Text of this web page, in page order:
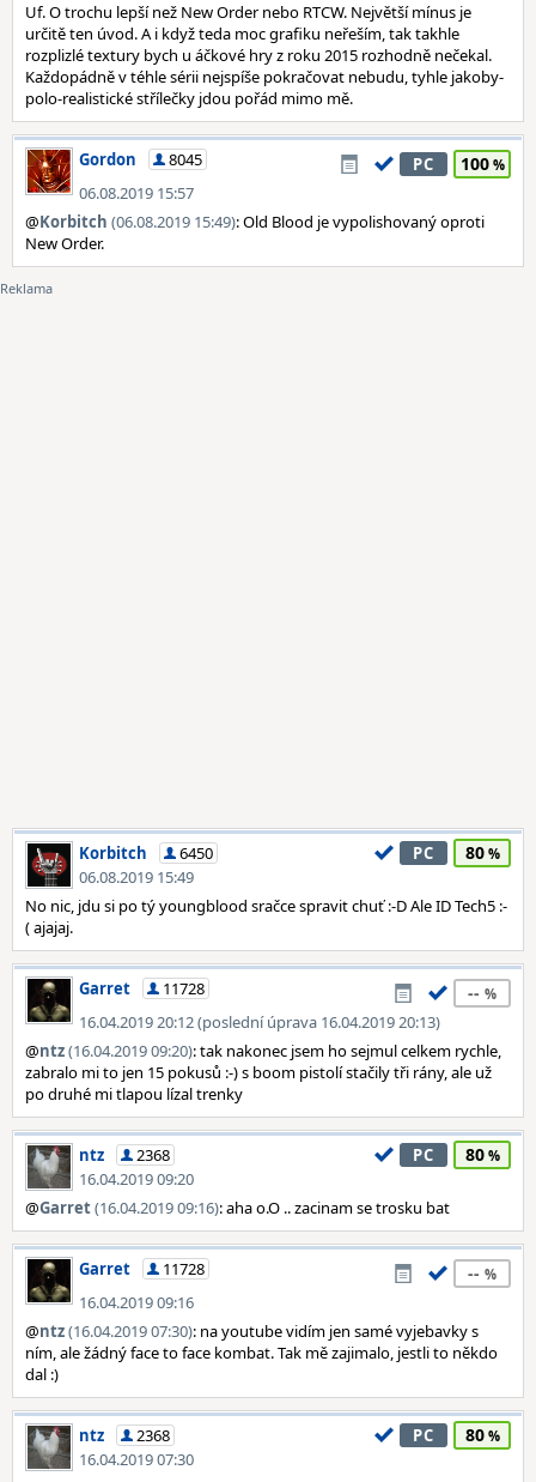
Uf. O trochu lepší než New Order nebo RTCW. Největší mínus je
určitě ten úvod. A i když teda moc grafiku neřeším, tak takhle
rozplizlé textury bych u áčkové hry z roku 2015 rozhodně nečekal.
Každopádně v téhle sérii nejspíše pokračovat nebudu, tyhle jakoby-
polo-realistické střílečky jdou pořád mimo mě.
Gordon
8045
06.08.2019 15:57
PC 100
@Korbitch (06.08.2019 15:49): Old Blood je vypolishovaný oproti
New Order.
Korbitch
6450
06.08.2019 15:49
PC 80
No nic, jdu si po tý youngblood sračce spravit chuť :-D Ale ID Tech5 :-
( ajajaj.
Garret
11728
16.04.2019 20:12 (poslední úprava 16.04.2019 20:13)
--
@ntz(16.04.2019 09:20): tak nakonec jsem ho sejmul celkem rychle,
zabralo mi to jen 15 pokusů :-) s boom pistolí stačily tři rány, ale už
po druhé mi tlapou lízal trenky
ntz
2368
16.04.2019 09:20
PC 80
@Garret(16.04.2019 09:16): aha o.O .. zacinam se trosku bat
Garret
11728
16.04.2019 09:16
--
@ntz(16.04.2019 07:30): na youtube vidím jen samé vyjebavky s
ním, ale žádný face to face kombat. Tak mě zajimalo, jestli to někdo
dal :)
ntz
2368
16.04.2019 07:30
PC 80